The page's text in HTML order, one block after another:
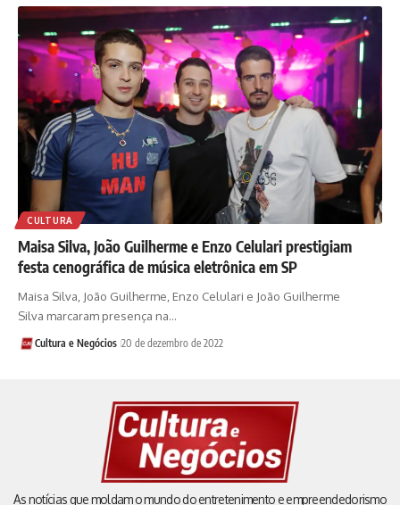
CULTURA
Maisa Silva, João Guilherme e Enzo Celulari prestigiam
festa cenográfica de música eletrônica em SP
Maisa Silva, João Guilherme, Enzo Celulari e João Guilherme
Silva marcaram presença na…
Cultura e Negócios 20 de dezembro de 2022
As notícias que moldam o mundo do entretenimento e empreendedorismo